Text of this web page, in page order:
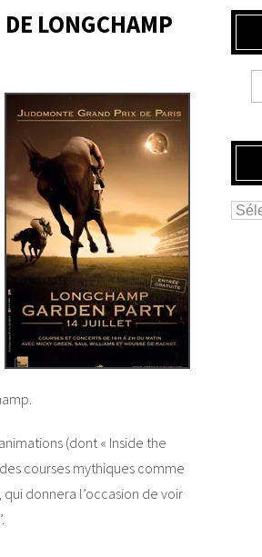
LONGCHAMP
(dont « Inside the
courses mythiques comme
qui donnera l’occasion de voir